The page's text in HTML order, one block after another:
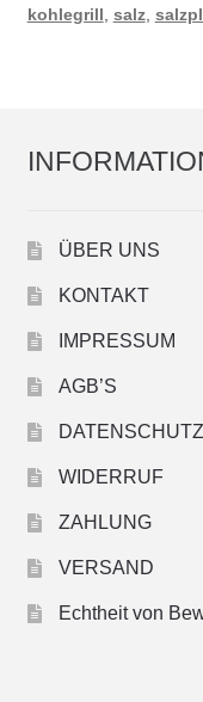
kohlegrill, salz,
ÜBER UNS
KONTAKT
IMPRESSUM
AGB’S
DATENSCHUTZ
WIDERRUF
ZAHLUNG
VERSAND
Echtheit von